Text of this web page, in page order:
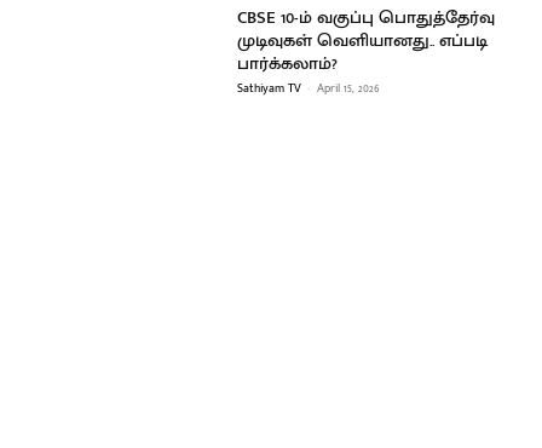
CBSE 10-ம் வகுப்பு பொதுத்தேர்வு
முடிவுகள் வெளியானது.. எப்படி
பார்க்கலாம்?
Sathiyam TV - April 15, 2026